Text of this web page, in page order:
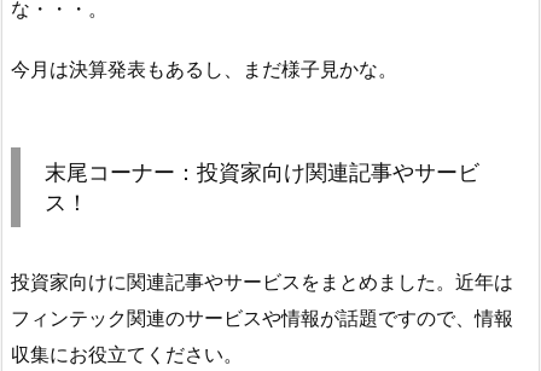
な・・・。
今月は決算発表もあるし、まだ様子見かな。
末尾コーナー：投資家向け関連記事やサービ
ス！
投資家向けに関連記事やサービスをまとめました。近年は
フィンテック関連のサービスや情報が話題ですので、情報
収集にお役立てください。